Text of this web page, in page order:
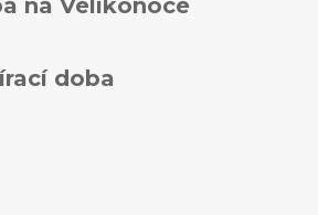
na Velikonoce
doba